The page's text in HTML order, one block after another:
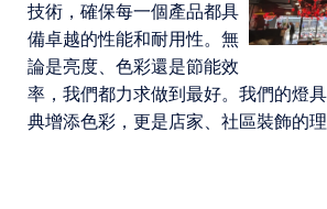
技術，確保每一個產品都具
備卓越的性能和耐用性。無
論是亮度、色彩還是節能效
率，我們都力求做到最好。我們的燈
典增添色彩，更是店家、社區裝飾的理